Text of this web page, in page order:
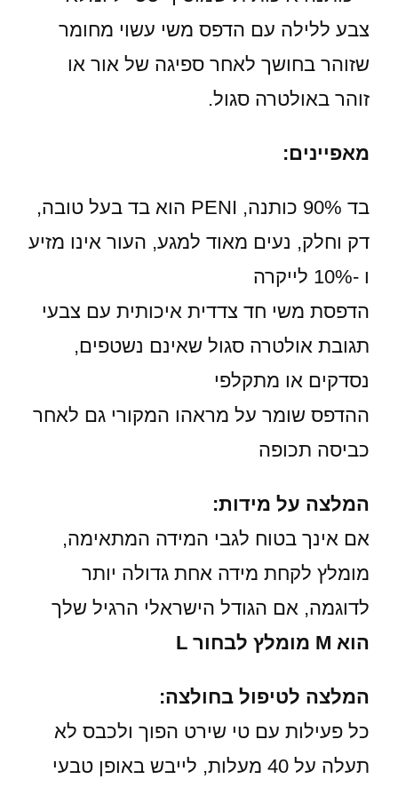
צבע ללילה עם הדפס משי עשוי מחומר
שזוהר בחושך לאחר ספיגה של אור או
זוהר באולטרה סגול.
מאפיינים:
בד 90% כותנה, PENI הוא בד בעל טובה,
דק וחלק, נעים מאוד למגע, העור אינו מזיע
ו -10% לייקרה
הדפסת משי חד צדדית איכותית עם צבעי
תגובת אולטרה סגול שאינם נשטפים,
נסדקים או מתקלפי
ההדפס שומר על מראהו המקורי גם לאחר
כביסה תכופה
המלצה על מידות:
אם אינך בטוח לגבי המידה המתאימה,
מומלץ לקחת מידה אחת גדולה יותר
לדוגמה, אם הגודל הישראלי הרגיל שלך
הוא M מומלץ לבחור L
המלצה לטיפול בחולצה:
כל פעילות עם טי שירט הפוך ולכבס לא
תעלה על 40 מעלות, לייבש באופן טבעי